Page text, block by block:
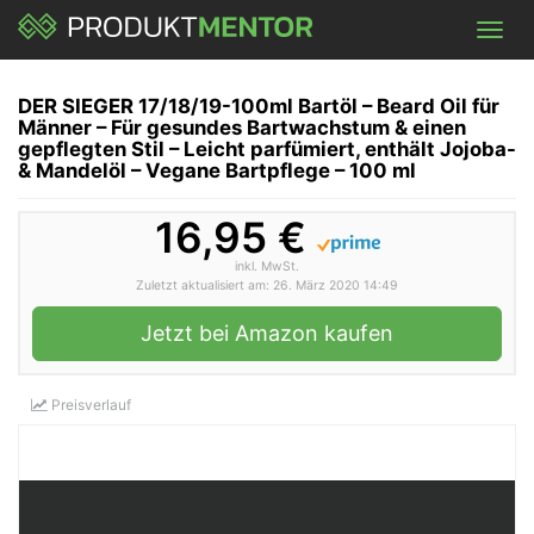
Skip
main
DER SIEGER 17/18/19-100ml Bartöl – Beard Oil für
Männer – Für gesundes Bartwachstum & einen
gepflegten Stil – Leicht parfümiert, enthält Jojoba-
& Mandelöl – Vegane Bartpflege – 100 ml
16,95 €
inkl. MwSt.
Zuletzt aktualisiert am: 26. März 2020 14:49
Jetzt bei Amazon kaufen
Preisverlauf